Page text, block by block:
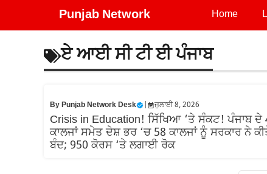
Punjab Network Home
ਏ ਆਈ ਸੀ ਟੀ ਈ ਪੰਜਾਬ
ByPunjab Network Desk ਜੁਲਾਈ 8, 2026
Crisis in Education! ਸਿੱਖਿਆ ‘ਤੇ ਸੰਕਟ! ਪੰਜਾਬ ਦੇ
ਕਾਲਜਾਂ ਸਮੇਤ ਦੇਸ਼ ਭਰ ‘ਚ 58 ਕਾਲਜਾਂ ਨੂੰ ਸਰਕਾਰ ਨੇ
ਬੰਦ; 950 ਕੋਰਸ ‘ਤੇ ਲਗਾਈ ਰੋਕ